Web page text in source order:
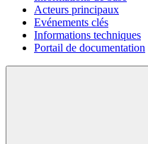
Acteurs principaux
Evénements clés
Informations techniques
Portail de documentation